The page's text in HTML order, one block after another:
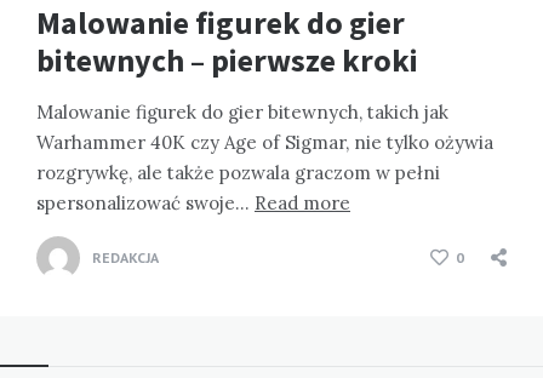
Malowanie figurek do gier
bitewnych – pierwsze kroki
Malowanie figurek do gier bitewnych, takich jak
Warhammer 40K czy Age of Sigmar, nie tylko ożywia
rozgrywkę, ale także pozwala graczom w pełni
spersonalizować swoje… Read more
REDAKCJA 0